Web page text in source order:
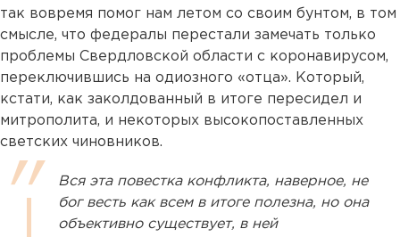
так вовремя помог нам летом со своим бунтом, в том
смысле, что федералы перестали замечать только
проблемы Свердловской области с коронавирусом,
переключившись на одиозного «отца». Который,
кстати, как заколдованный в итоге пересидел и
митрополита, и некоторых высокопоставленных
светских чиновников.
Вся эта повестка конфликта, наверное, не
бог весть как всем в итоге полезна, но она
объективно существует, в ней